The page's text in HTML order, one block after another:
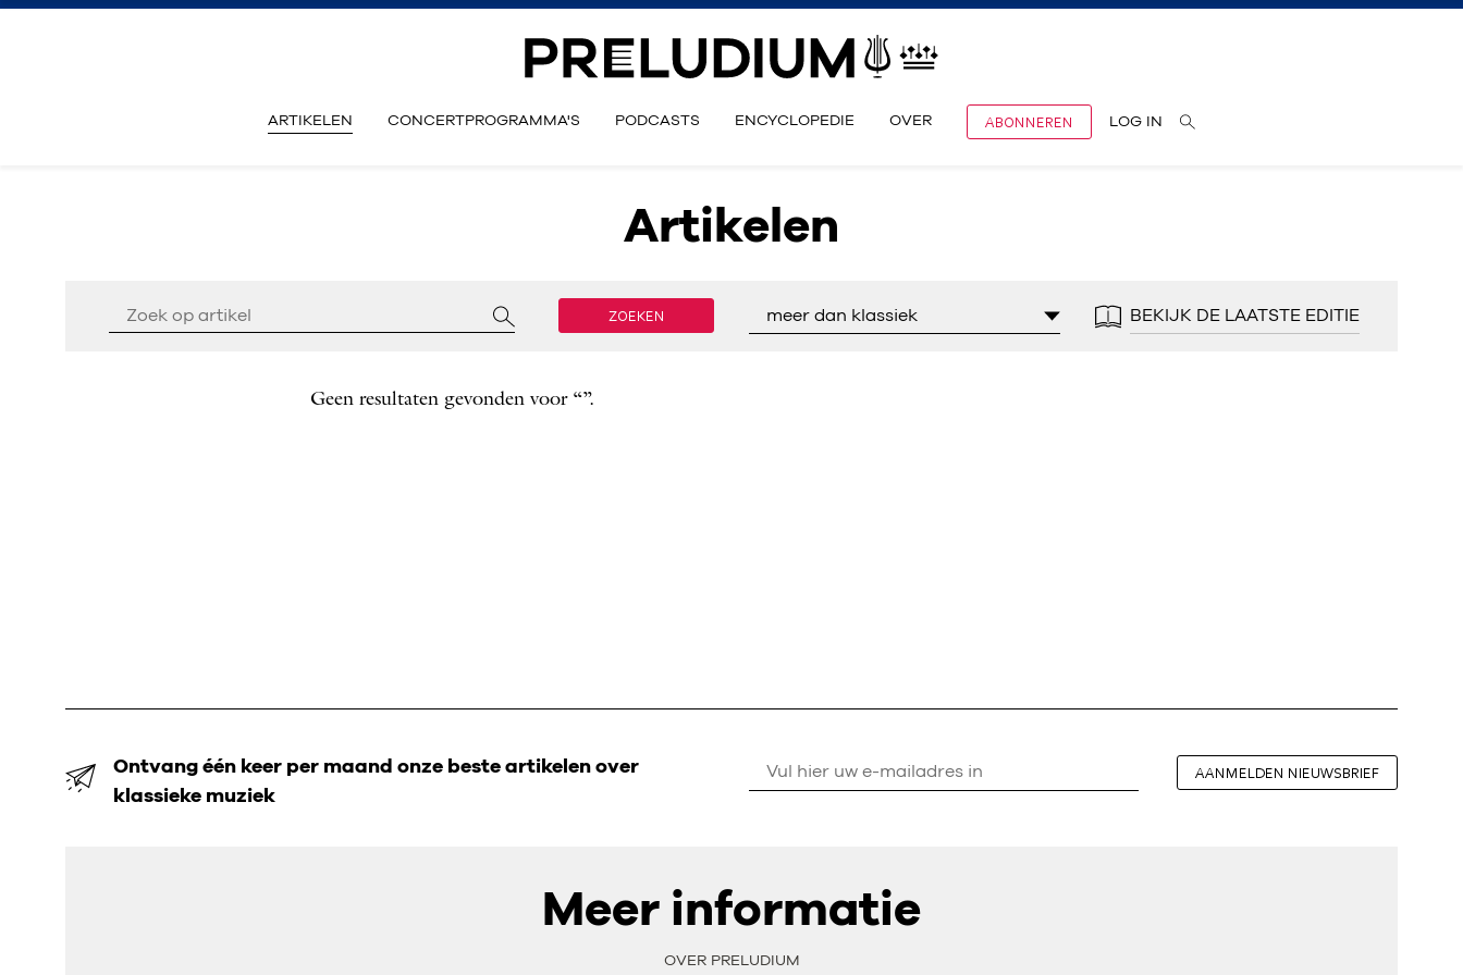
ARTIKELEN CONCERTPROGRAMMA'S PODCASTS ENCYCLOPEDIE OVER ABONNEREN LOG IN
Artikelen
ZOEKEN meer dan klassiek BEKIJK DE LAATSTE EDITIE
Geen resultaten gevonden voor “”.
Ontvang één keer per maand onze beste artikelen over
klassieke muziek
AANMELDEN NIEUWSBRIEF
Meer informatie
OVER PRELUDIUM